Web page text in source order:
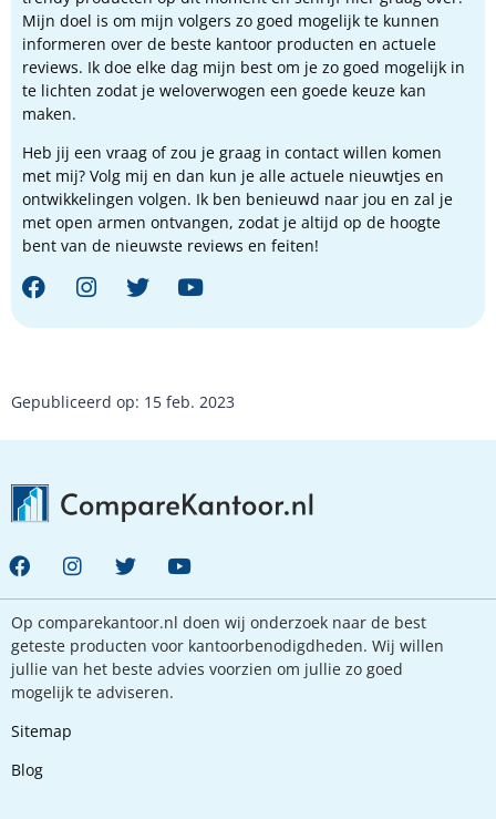
Mijn doel is om mijn volgers zo goed mogelijk te kunnen
informeren over de beste kantoor producten en actuele
reviews. Ik doe elke dag mijn best om je zo goed mogelijk in
te lichten zodat je weloverwogen een goede keuze kan
maken.
Heb jij een vraag of zou je graag in contact willen komen
met mij? Volg mij en dan kun je alle actuele nieuwtjes en
ontwikkelingen volgen. Ik ben benieuwd naar jou en zal je
met open armen ontvangen, zodat je altijd op de hoogte
bent van de nieuwste reviews en feiten!
Gepubliceerd op: 15 feb. 2023
Op comparekantoor.nl doen wij onderzoek naar de best
geteste producten voor kantoorbenodigdheden. Wij willen
jullie van het beste advies voorzien om jullie zo goed
mogelijk te adviseren.
Sitemap
Blog